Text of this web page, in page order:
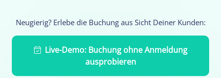
Neugierig? Erlebe die Buchung aus Sicht Deiner Kunden:
Live-Demo: Buchung ohne Anmeldung
ausprobieren